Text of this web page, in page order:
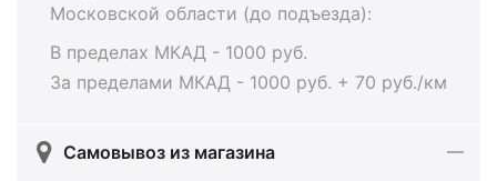
Московской области (до подъезда):
В пределах МКАД - 1000 руб.
За пределами МКАД - 1000 руб. + 70 руб./км
Самовывоз из магазина